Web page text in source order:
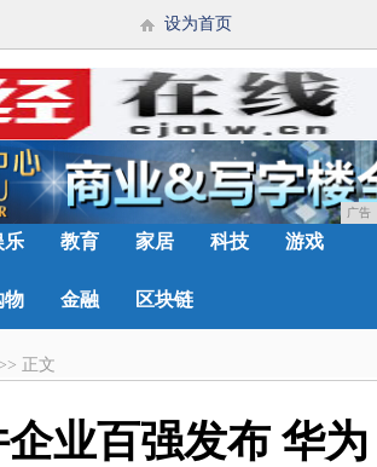
设为首页
广告
乐 教育 家居 科技 游戏
物 金融 区块链
>> 正文
业百强发布 华为